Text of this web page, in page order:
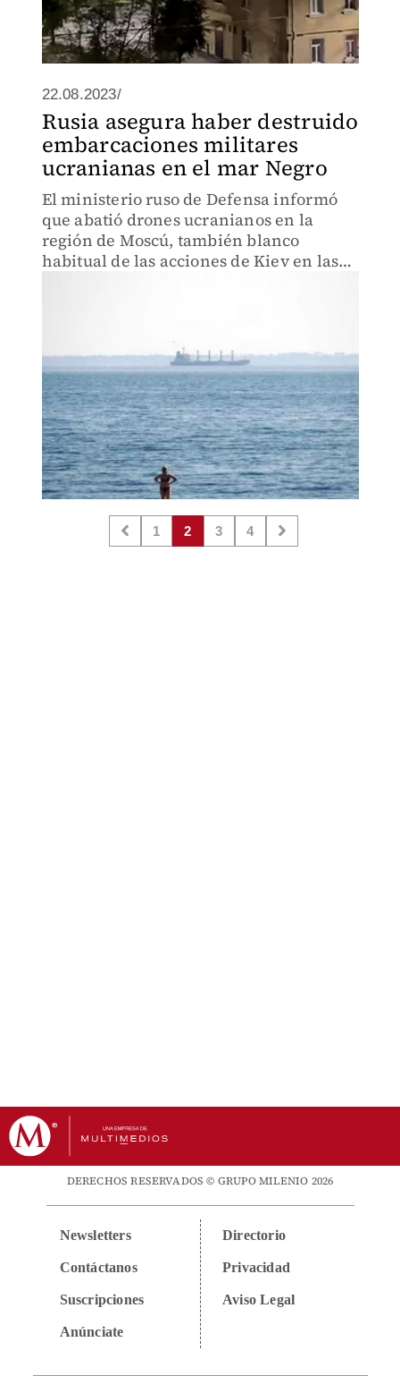
22.08.2023/
Rusia asegura haber destruido
embarcaciones militares
ucranianas en el mar Negro
El ministerio ruso de Defensa informó
que abatió drones ucranianos en la
región de Moscú, también blanco
habitual de las acciones de Kiev en las
1 2 3 4
DERECHOS RESERVADOS © GRUPO MILENIO 2026
Newsletters
Contáctanos
Suscripciones
Anúnciate
Directorio
Privacidad
Aviso Legal